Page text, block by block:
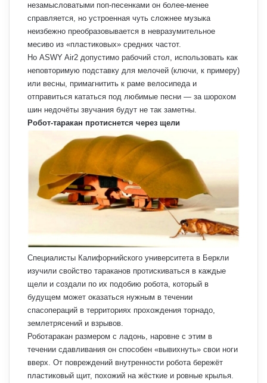
незамысловатыми поп-песенками он более-менее
справляется, но устроенная чуть сложнее музыка
неизбежно преобразовывается в невразумительное
месиво из «пластиковых» средних частот.
Но ASWY Air2 допустимо рабочий стол, использовать как
неповторимую подставку для мелочей (ключи, к примеру)
или весны, примагнитить к раме велосипеда и
отправиться кататься под любимые песни — за шорохом
шин недочёты звучания будут не так заметны.
Робот-таракан протиснется через щели
Специалисты Калифорнийского университета в Беркли
изучили свойство тараканов протискиваться в каждые
щели и создали по их подобию робота, который в
будущем может оказаться нужным в течении
спасопераций в территориях прохождения торнадо,
землетрясений и взрывов.
Роботаракан размером с ладонь, наровне с этим в
течении сдавливания он способен «вывихнуть» свои ноги
вверх. От повреждений внутренности робота бережёт
пластиковый щит, похожий на жёсткие и ровные крылья.